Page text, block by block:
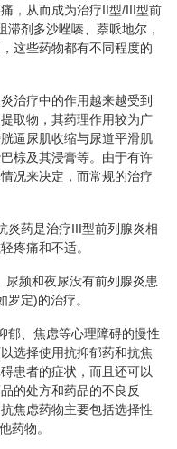
，从而成为治疗II型/III型前
剂多沙唑嗪、萘哌地尔，
这些药物都有不同程度的
治疗中的作用越来越受到
取物，其药理作用较为广
逼尿肌收缩与尿道平滑肌
棕及其浸膏等。由于有许
况来决定，而常规的治疗
炎药是治疗III型前列腺炎相
疼痛和不适。
频和夜尿没有前列腺炎患
定)的治疗。
郁、焦虑等心理障碍的慢性
选择使用抗抑郁药和抗焦
患者的症状，而且还可以
的处方和药品的不良反
焦虑药物主要包括选择性
药物。